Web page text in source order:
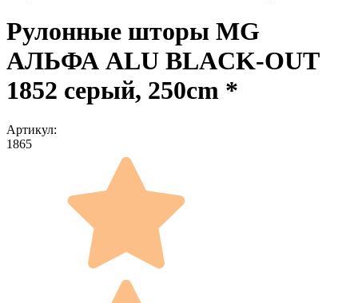
Рулонные шторы MG
АЛЬФА ALU BLACK-OUT
1852 серый, 250cm *
Артикул:
1865